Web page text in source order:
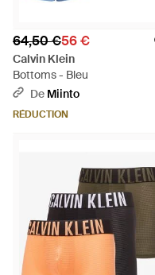
64,50 €56 €
Calvin Klein
Bottoms - Bleu
De Miinto
RÉDUCTION